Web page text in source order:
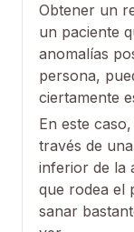
Obtener un
un paciente
anomalías
persona,
ciertamente
En este
través de
inferior de la
que rodea el
sanar